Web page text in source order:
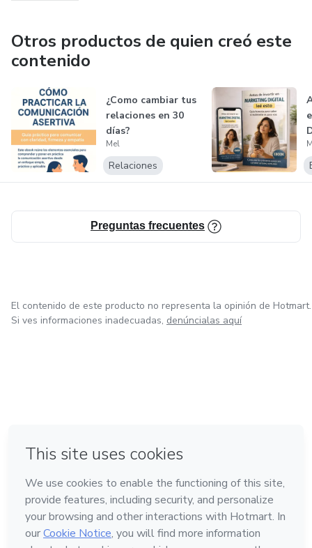
como social.
Otros productos de quien creó este
contenido
¿Como cambiar tus
relaciones en 30
días?
Mel
Relaciones
Preguntas frecuentes
El contenido de este producto no representa la opinión de Hotmart.
Si ves informaciones inadecuadas, denúncialas aquí
Hecho con❤ en Ciudad de México
Conoce Hotmart